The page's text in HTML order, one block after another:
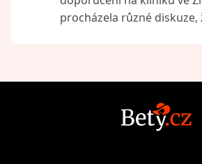
procházela různé diskuze,